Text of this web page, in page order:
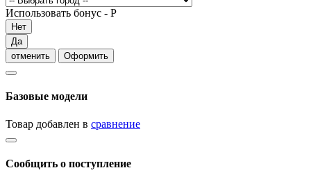
Использовать бонус - Р
Нет
Да
отменить
Оформить
Базовые модели
Товар добавлен в сравнение
Сообщить о поступление